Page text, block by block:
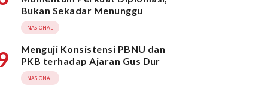
Bukan Sekadar Menunggu
NASIONAL
Menguji Konsistensi PBNU dan
PKB terhadap Ajaran Gus Dur
NASIONAL